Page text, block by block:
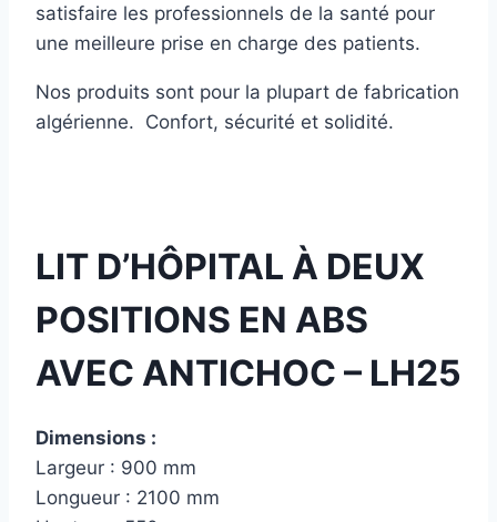
satisfaire les professionnels de la santé pour
une meilleure prise en charge des patients.
Nos produits sont pour la plupart de fabrication
algérienne. Confort, sécurité et solidité.
LIT D’HÔPITAL À DEUX
POSITIONS EN ABS
AVEC ANTICHOC – LH25
Dimensions :
Largeur : 900 mm
Longueur : 2100 mm